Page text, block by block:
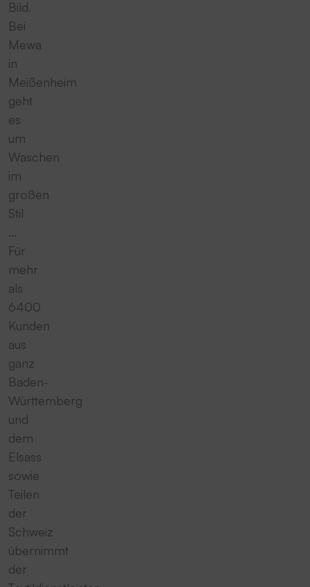
Bild.
Bei
Mewa
in
Meißenheim
geht
es
um
Waschen
im
großen
Stil
…
Für
mehr
als
6400
Kunden
aus
ganz
Baden-
Württemberg
und
dem
Elsass
sowie
Teilen
der
Schweiz
übernimmt
der